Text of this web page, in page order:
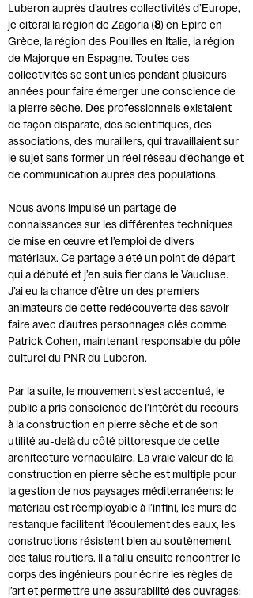
Luberon auprès d’autres collectivités d’Europe,
je citerai la région de Zagoria (8) en Epire en
Grèce, la région des Pouilles en Italie, la région
de Majorque en Espagne. Toutes ces
collectivités se sont unies pendant plusieurs
années pour faire émerger une conscience de
la pierre sèche. Des professionnels existaient
de façon disparate, des scientifiques, des
associations, des muraillers, qui travaillaient sur
le sujet sans former un réel réseau d’échange et
de communication auprès des populations.
Nous avons impulsé un partage de
connaissances sur les différentes techniques
de mise en œuvre et l’emploi de divers
matériaux. Ce partage a été un point de départ
qui a débuté et j’en suis fier dans le Vaucluse.
J’ai eu la chance d’être un des premiers
animateurs de cette redécouverte des savoir-
faire avec d’autres personnages clés comme
Patrick Cohen, maintenant responsable du pôle
culturel du PNR du Luberon.
Par la suite, le mouvement s’est accentué, le
public a pris conscience de l’intérêt du recours
à la construction en pierre sèche et de son
utilité au-delà du côté pittoresque de cette
architecture vernaculaire. La vraie valeur de la
construction en pierre sèche est multiple pour
la gestion de nos paysages méditerranéens: le
matériau est réemployable à l’infini, les murs de
restanque facilitent l’écoulement des eaux, les
constructions résistent bien au soutènement
des talus routiers. Il a fallu ensuite rencontrer le
corps des ingénieurs pour écrire les règles de
l’art et permettre une assurabilité des ouvrages: